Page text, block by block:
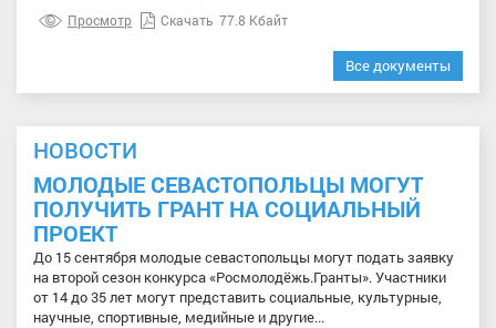
Просмотр Скачать 77.8 Кбайт
Все документы
НОВОСТИ
МОЛОДЫЕ СЕВАСТОПОЛЬЦЫ МОГУТ
ПОЛУЧИТЬ ГРАНТ НА СОЦИАЛЬНЫЙ
ПРОЕКТ
До 15 сентября молодые севастопольцы могут подать заявку
на второй сезон конкурса «Росмолодёжь.Гранты». Участники
от 14 до 35 лет могут представить социальные, культурные,
научные, спортивные, медийные и другие...